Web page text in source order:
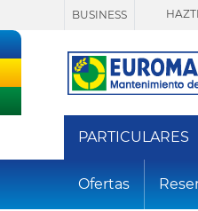
BUSINESS
PARTICULARES
Ofertas